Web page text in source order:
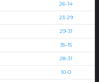
26-14
23-29
29-31
35-15
28-31
10-0